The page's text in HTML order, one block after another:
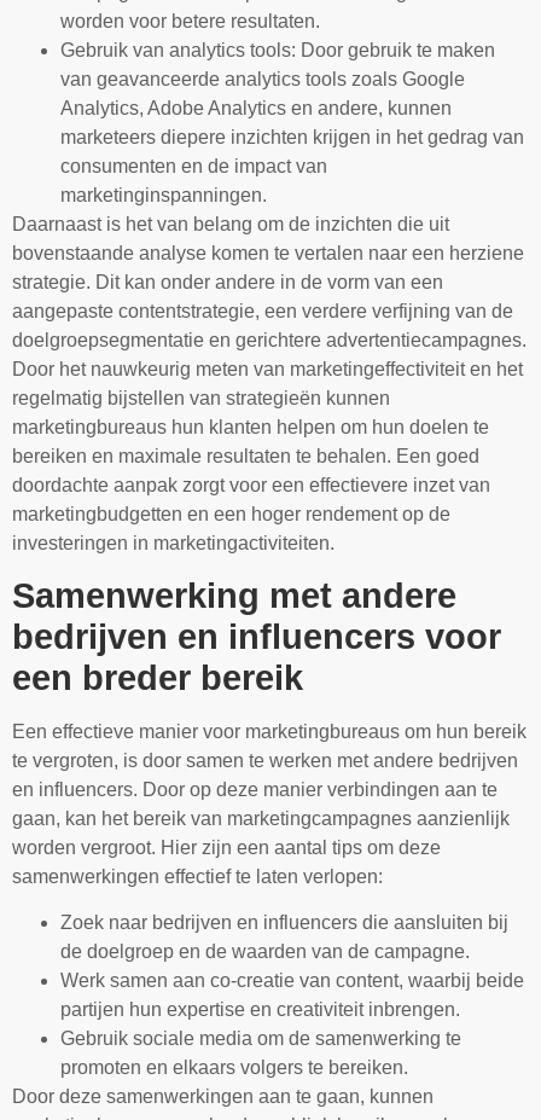
worden voor betere resultaten.
Gebruik van analytics tools: Door gebruik te maken
van geavanceerde analytics tools zoals Google
Analytics, Adobe Analytics en andere, kunnen
marketeers diepere inzichten krijgen in het gedrag van
consumenten en de impact van
marketinginspanningen.
Daarnaast is het van belang om de inzichten die uit
bovenstaande analyse komen te vertalen naar een herziene
strategie. Dit kan onder andere in de vorm van een
aangepaste contentstrategie, een verdere verfijning van de
doelgroepsegmentatie en gerichtere advertentiecampagnes.
Door het nauwkeurig meten van marketingeffectiviteit en het
regelmatig bijstellen van strategieën kunnen
marketingbureaus hun klanten helpen om hun doelen te
bereiken en maximale resultaten te behalen. Een goed
doordachte aanpak zorgt voor een effectievere inzet van
marketingbudgetten en een hoger rendement op de
investeringen in marketingactiviteiten.
Samenwerking met andere
bedrijven en influencers voor
een breder bereik
Een effectieve manier voor marketingbureaus om hun bereik
te vergroten, is door samen te werken met andere bedrijven
en influencers. Door op deze manier verbindingen aan te
gaan, kan het bereik van marketingcampagnes aanzienlijk
worden vergroot. Hier zijn een aantal tips om deze
samenwerkingen effectief te laten verlopen:
Zoek naar bedrijven en influencers die aansluiten bij
de doelgroep en de waarden van de campagne.
Werk samen aan co-creatie van content, waarbij beide
partijen hun expertise en creativiteit inbrengen.
Gebruik sociale media om de samenwerking te
promoten en elkaars volgers te bereiken.
Door deze samenwerkingen aan te gaan, kunnen